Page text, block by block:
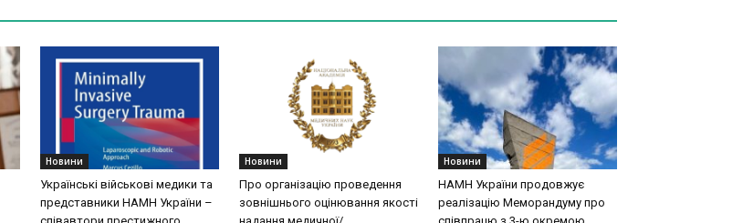
Новини
Українські військові медики та
представники НАМН України –
Новини
Про організацію проведення
зовнішнього оцінювання якості
Новини
НАМН України продовжує
реалізацію Меморандуму про